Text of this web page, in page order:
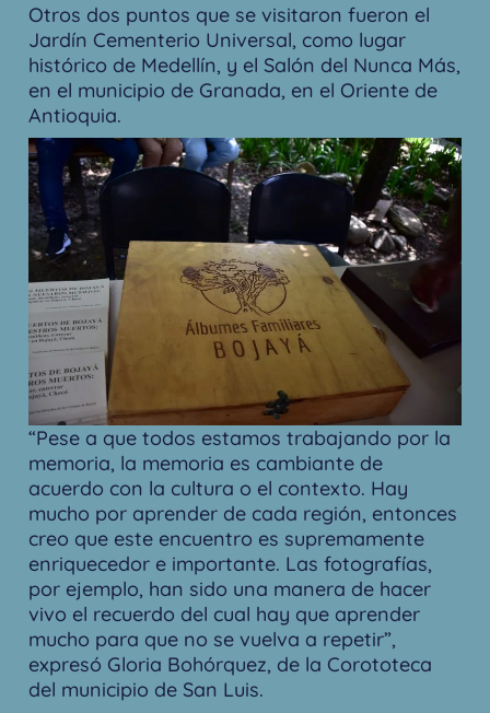
Otros dos puntos que se visitaron fueron el
Jardín Cementerio Universal, como lugar
histórico de Medellín, y el Salón del Nunca Más,
en el municipio de Granada, en el Oriente de
Antioquia.
“Pese a que todos estamos trabajando por la
memoria, la memoria es cambiante de
acuerdo con la cultura o el contexto. Hay
mucho por aprender de cada región, entonces
creo que este encuentro es supremamente
enriquecedor e importante. Las fotografías,
por ejemplo, han sido una manera de hacer
vivo el recuerdo del cual hay que aprender
mucho para que no se vuelva a repetir”,
expresó Gloria Bohórquez, de la Corototeca
del municipio de San Luis.